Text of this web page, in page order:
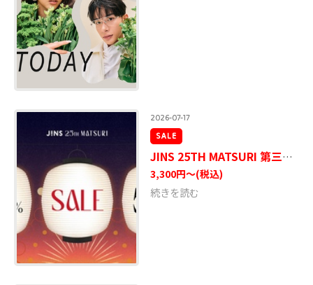
2026-07-17
SALE
JINS 25TH MATSURI 第三弾スタート！
3,300円～(税込)
続きを読む